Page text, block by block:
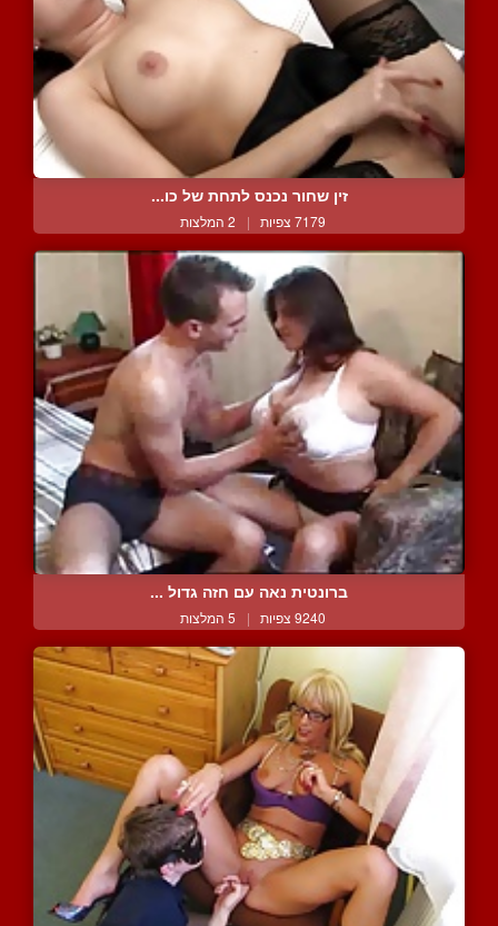
זין שחור נכנס לתחת של כו...
7179 צפיות | 2 המלצות
ברונטית נאה עם חזה גדול ...
9240 צפיות | 5 המלצות